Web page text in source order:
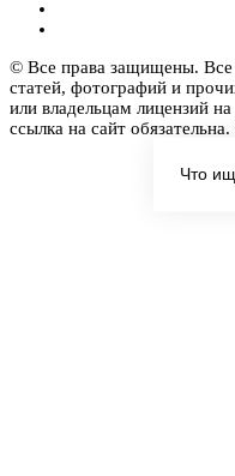
© Все права защищены.
статей, фотографий и
или владельцам лицензий
ссылка на сайт